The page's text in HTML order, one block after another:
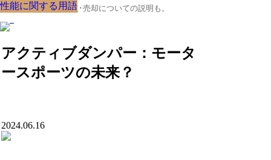
クルマの大辞典、購入･売却についての説明も。
アクティブダンパー：モータ
ースポーツの未来？
性能に関する用語
2024.06.16
性能に関する用語
性能に関する用語
性能に関する用語
性能に関する用語
性能に関する用語
性能に関する用語
性能に関する用語
性能に関する用語